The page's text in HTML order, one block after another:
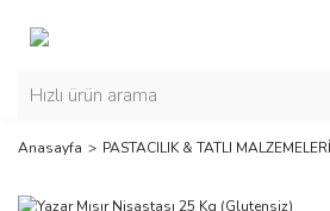
Anasayfa PASTACILIK & TATLI MALZEMELERİ